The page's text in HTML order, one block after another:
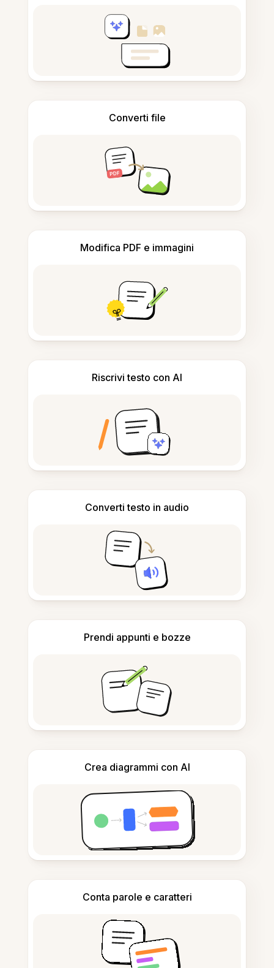
Converti file
Modifica PDF e immagini
Riscrivi testo con AI
Converti testo in audio
Prendi appunti e bozze
Crea diagrammi con AI
Conta parole e caratteri